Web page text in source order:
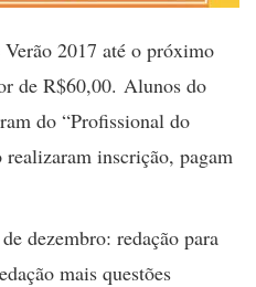
2017 até o próximo
de R$60,00. Alunos do
do “Profissional do
inscrição, pagam
dezembro: redação para
mais questões